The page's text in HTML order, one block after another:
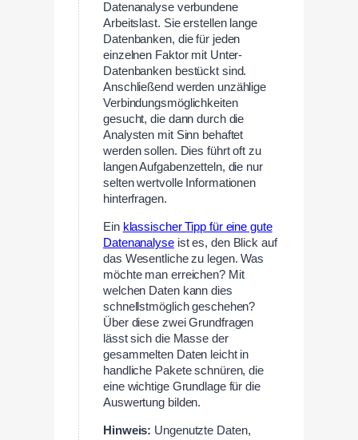
Datenanalyse verbundene
Arbeitslast. Sie erstellen lange
Datenbanken, die für jeden
einzelnen Faktor mit Unter-
Datenbanken bestückt sind.
Anschließend werden unzählige
Verbindungsmöglichkeiten
gesucht, die dann durch die
Analysten mit Sinn behaftet
werden sollen. Dies führt oft zu
langen Aufgabenzetteln, die nur
selten wertvolle Informationen
hinterfragen.
Ein klassischer Tipp für eine gute
Datenanalyseist es, den Blick auf
das Wesentliche zu legen. Was
möchte man erreichen? Mit
welchen Daten kann dies
schnellstmöglich geschehen?
Über diese zwei Grundfragen
lässt sich die Masse der
gesammelten Daten leicht in
handliche Pakete schnüren, die
eine wichtige Grundlage für die
Auswertung bilden.
Hinweis: Ungenutzte Daten,